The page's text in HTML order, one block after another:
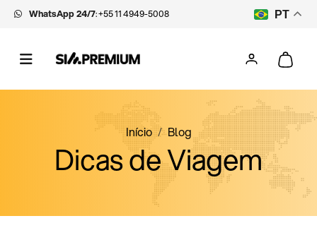
WhatsApp 24/7:+55 11 4949-5008 PT
Início Blog
Dicas de Viagem